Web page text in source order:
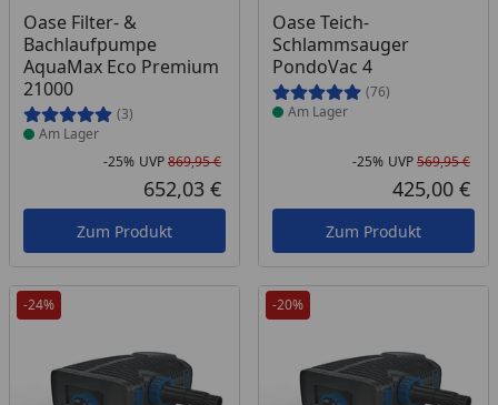
Oase Filter- &
Bachlaufpumpe
AquaMax Eco Premium
21000
(3)
Produkt am Lager
Am Lager
Rabatt in Prozent
-25%
Ursprünglicher Preis
UVP869,95 €
Aktueller Preis
652,03 €
Zum Produkt
Oase Teich-
Schlammsauger
PondoVac 4
(76)
Produkt am Lager
Am Lager
-25% UVP569,95 €
425,00 €
Zum Produkt
-24% -20%